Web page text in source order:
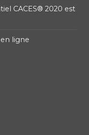
CACES® 2020 est
en ligne